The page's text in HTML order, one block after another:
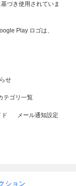
づき使用されていま
Play ロゴは、
せ
テゴリ一覧
ド メール通知設定
ション